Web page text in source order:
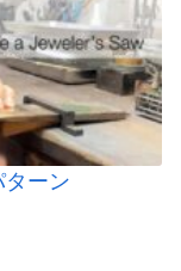
ーン